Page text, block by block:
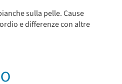
sulla pelle. Cause
e differenze con altre